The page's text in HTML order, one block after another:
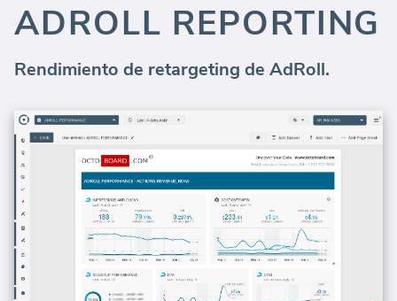
ADROLL REPORTING
Rendimiento de retargeting de AdRoll.